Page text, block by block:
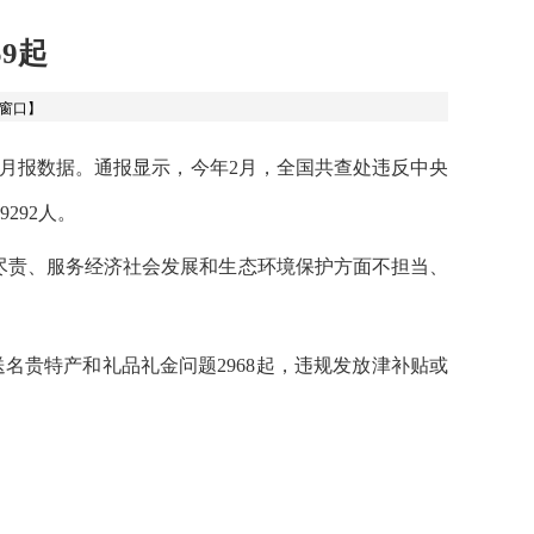
起
口】
报数据。通报显示，今年2 月，全国共查处违反中央
9292 人。
责、服务经济社会发展和生态环境保护方面不担当、
贵特产和礼品礼金问题2968起，违规发放津补贴或